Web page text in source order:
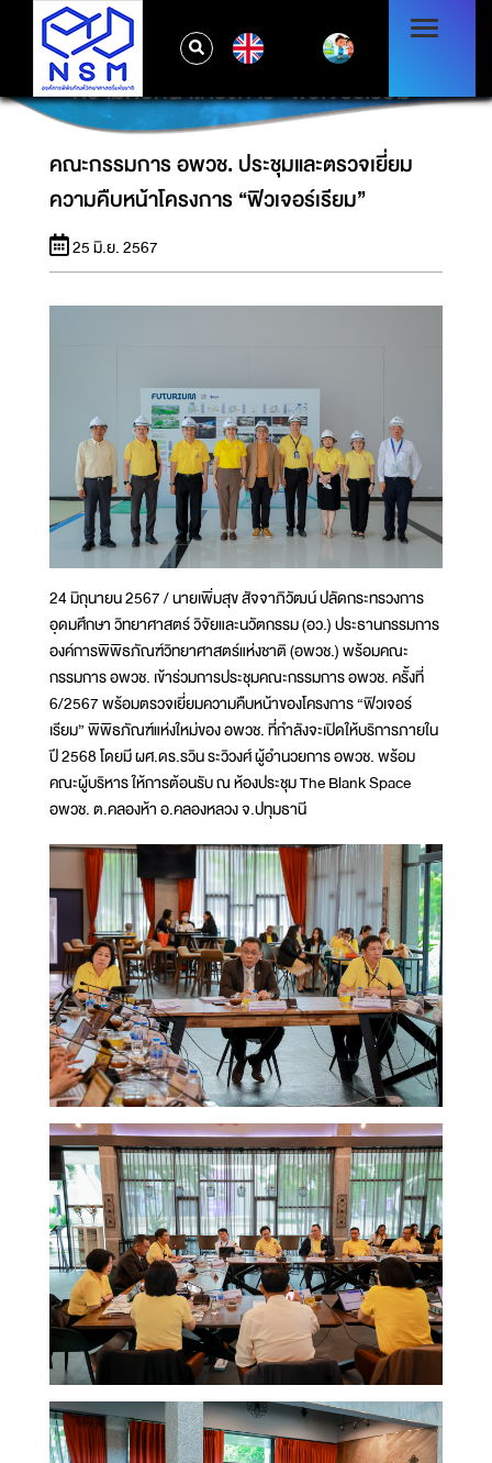
คณะกรรมการ อพวช. ประชุมและตรวจเยี่ยม
ความคืบหน้าโครงการ “ฟิวเจอร์เรียม”
คณะกรรมการ อพวช. ประชุมและตรวจเยี่ยม
ความคืบหน้าโครงการ “ฟิวเจอร์เรียม”
25 มิ.ย. 2567
24 มิถุนายน 2567 / นายเพิ่มสุข สัจจาภิวัฒน์ ปลัดกระทรวงการ
อุดมศึกษา วิทยาศาสตร์ วิจัยและนวัตกรรม (อว.) ประธานกรรมการ
องค์การพิพิธภัณฑ์วิทยาศาสตร์แห่งชาติ (อพวช.) พร้อมคณะ
กรรมการ อพวช. เข้าร่วมการประชุมคณะกรรมการ อพวช. ครั้งที่
6/2567 พร้อมตรวจเยี่ยมความคืบหน้าของโครงการ “ฟิวเจอร์
เรียม” พิพิธภัณฑ์แห่งใหม่ของ อพวช. ที่กำลังจะเปิดให้บริการภายใน
ปี 2568 โดยมี ผศ.ดร.รวิน ระวิวงศ์ ผู้อำนวยการ อพวช. พร้อม
คณะผู้บริหาร ให้การต้อนรับ ณ ห้องประชุม The Blank Space
อพวช. ต.คลองห้า อ.คลองหลวง จ.ปทุมธานี